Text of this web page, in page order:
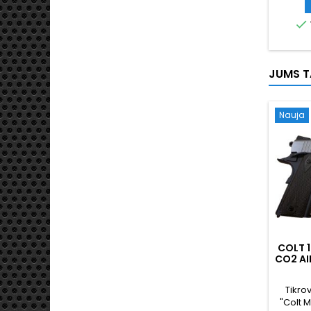
kaip

JUMS
Nauja
COLT
CO2
"Colt